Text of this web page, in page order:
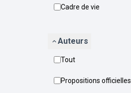
Cadre de vie
Auteurs
Tout
Propositions officielles